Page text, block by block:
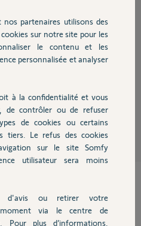
fil de discussion
"Relais":
nos partenaires utilisons des
sur notre site pour les
le contenu et les
personnalisée et analyser
à la confidentialité et vous
de contrôler ou de refuser
de cookies ou certains
tiers. Le refus des cookies
sur le site Somfy
utilisateur sera moins
d'avis ou retirer votre
via le centre de
Pour plus d’informations,